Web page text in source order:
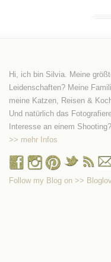
Hi, ich bin Silvia. Meine
Leidenschaften? Meine
meine Katzen, Reisen &
Und natürlich das
Interesse an einem Shooting?
>> mehr Infos
Follow my Blog on >>